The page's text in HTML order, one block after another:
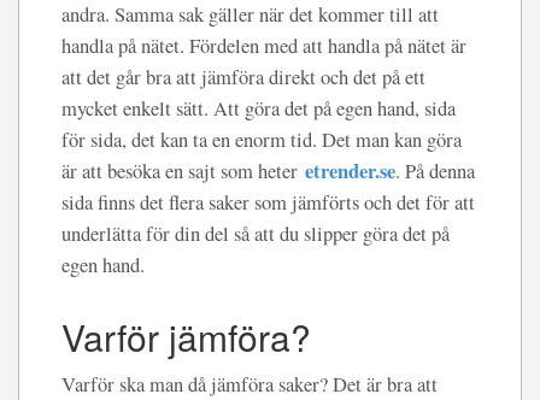
andra. Samma sak gäller när det kommer till att
handla på nätet. Fördelen med att handla på nätet är
att det går bra att jämföra direkt och det på ett
mycket enkelt sätt. Att göra det på egen hand, sida
för sida, det kan ta en enorm tid. Det man kan göra
är att besöka en sajt som heter etrender.se. På denna
sida finns det flera saker som jämförts och det för att
underlätta för din del så att du slipper göra det på
egen hand.
Varför jämföra?
Varför ska man då jämföra saker? Det är bra att